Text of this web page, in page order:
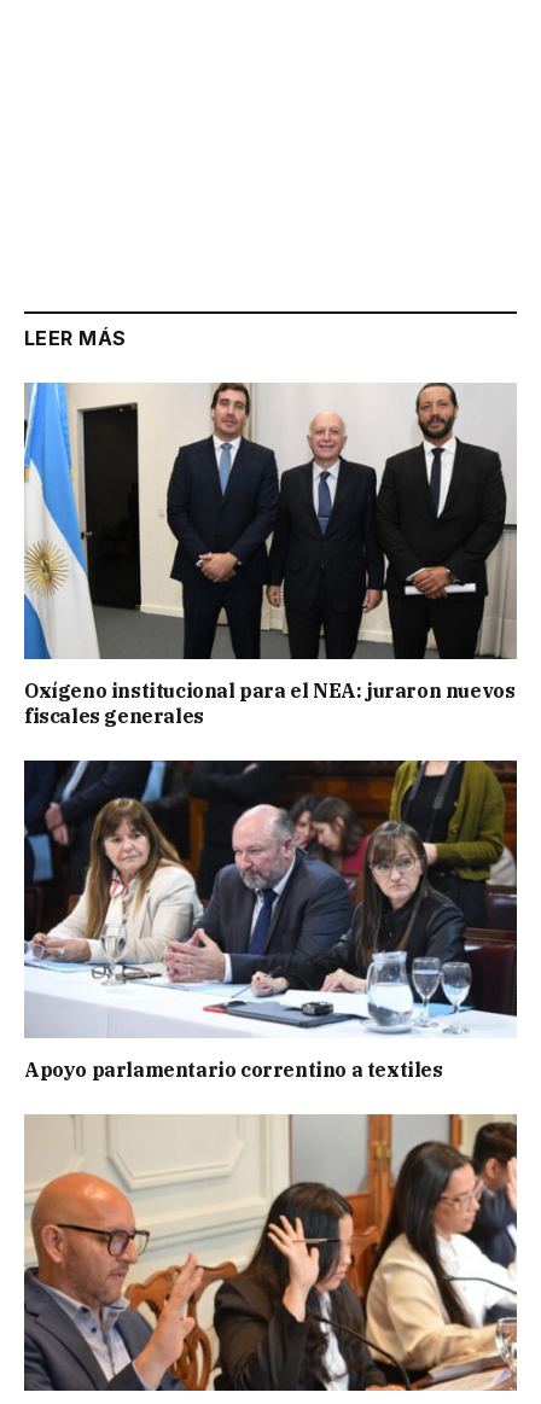
LEER MÁS
Oxígeno institucional para el NEA: juraron nuevos
fiscales generales
Apoyo parlamentario correntino a textiles